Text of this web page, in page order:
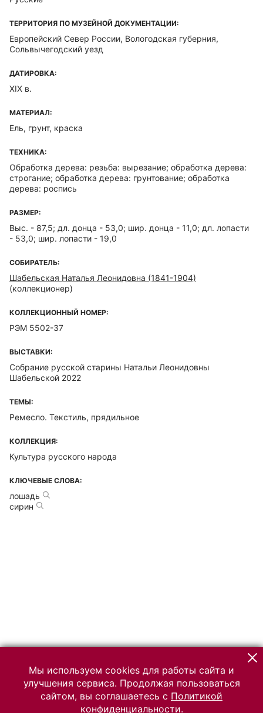
ТЕРРИТОРИЯ ПО МУЗЕЙНОЙ ДОКУМЕНТАЦИИ:
Европейский Север России, Вологодская губерния,
Сольвычегодский уезд
ДАТИРОВКА:
XIX в.
МАТЕРИАЛ:
Ель, грунт, краска
ТЕХНИКА:
Обработка дерева: резьба: вырезание; обработка дерева:
строгание; обработка дерева: грунтование; обработка
дерева: роспись
РАЗМЕР:
Выс. - 87,5; дл. донца - 53,0; шир. донца - 11,0; дл. лопасти
- 53,0; шир. лопасти - 19,0
СОБИРАТЕЛЬ:
Шабельская Наталья Леонидовна (1841-1904)
(коллекционер)
КОЛЛЕКЦИОННЫЙ НОМЕР:
РЭМ 5502-37
ВЫСТАВКИ:
Собрание русской старины Натальи Леонидовны
Шабельской 2022
ТЕМЫ:
Ремесло. Текстиль, прядильное
КОЛЛЕКЦИЯ:
Культура русского народа
КЛЮЧЕВЫЕ СЛОВА:
лошадь
сирин
Мы используем cookies для работы сайта и
улучшения сервиса. Продолжая пользоваться
сайтом, вы соглашаетесь с Политикой
конфиденциальности.